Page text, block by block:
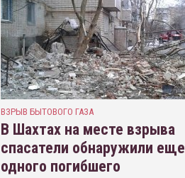
ВЗРЫВ БЫТОВОГО ГАЗА
В Шахтах на месте взрыва
спасатели обнаружили еще
одного погибшего